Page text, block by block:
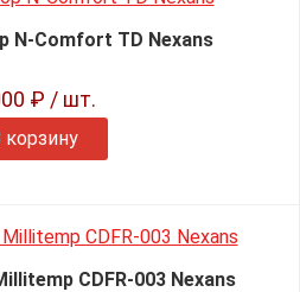
N-Comfort TD Nexans
₽ / шт.
корзину
CDFR-003 Nexans